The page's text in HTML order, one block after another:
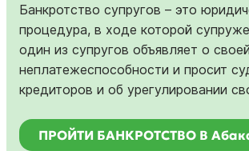
Банкротство супругов – это
процедура, в ходе которой
один из супругов объявляет о своей
неплатежеспособности и просит
кредиторов и об урегулировании
ПРОЙТИ БАНКРОТСТВО В